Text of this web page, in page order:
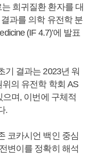
희귀질환 환자를 대
과를 의학 유전학 분
(IF 4.7)’에 발표
기 결과는 2023년 워
의 유전학 학회 AS
며, 이번에 구체적
.
코카시언 백인 중심
변이를 정확히 해석